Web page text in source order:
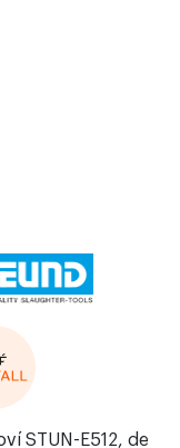
STUN-E512, de